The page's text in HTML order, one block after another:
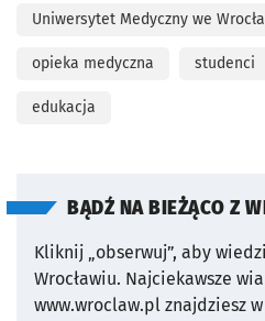
Uniwersytet Medyczny we
opieka medyczna studenci
edukacja
BĄDŹ NA BIEŻĄCO Z
Kliknij „obserwuj”, aby
Wrocławiu. Najciekawsze
www.wroclaw.pl znajdziesz w